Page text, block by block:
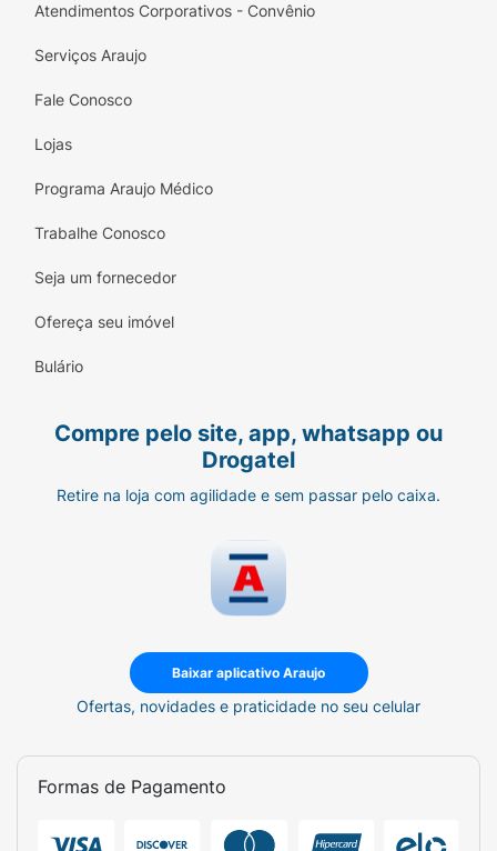
Atendimentos Corporativos - Convênio
Serviços Araujo
Fale Conosco
Lojas
Programa Araujo Médico
Trabalhe Conosco
Seja um fornecedor
Ofereça seu imóvel
Bulário
Compre pelo site, app, whatsapp ou
Drogatel
Retire na loja com agilidade e sem passar pelo caixa.
Baixar aplicativo Araujo
Ofertas, novidades e praticidade no seu celular
Formas de Pagamento